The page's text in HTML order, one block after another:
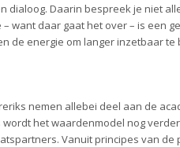
dialoog. Daarin bespreek je niet
want daar gaat het over – is een
de energie om langer inzetbaar te
nemen allebei deel aan de
het waardenmodel nog
Vanuit principes van